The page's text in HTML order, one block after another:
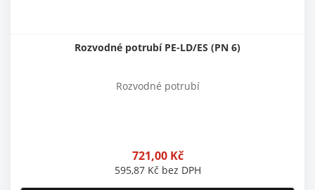
Rozvodné potrubí PE-LD/ES (PN 6)
Rozvodné potrubí
721,00 Kč
595,87 Kč bez DPH